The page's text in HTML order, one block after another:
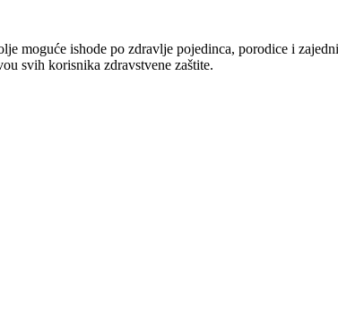
moguće ishode po zdravlje pojedinca, porodice i
svih korisnika zdravstvene zaštite.